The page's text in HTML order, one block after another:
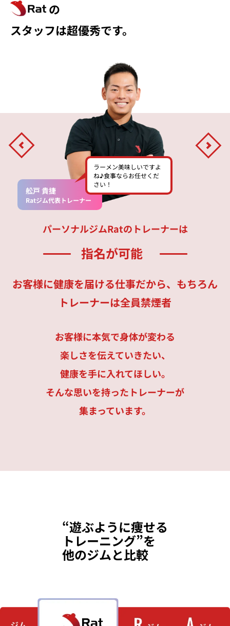
の
スタッフは超優秀です。
舩戸 貴捷
Ratジム代表トレーナー
ラーメン美味しいですよ
ね♪食事ならお任せくだ
さい！
パーソナルジムRatのトレーナーは
指名が可能
お客様に健康を届ける仕事だから、もちろん
トレーナーは全員禁煙者
お客様に本気で身体が変わる
楽しさを伝えていきたい、
健康を手に入れてほしい。
そんな思いを持ったトレーナーが
集まっています。
“遊ぶように痩せる
トレーニング”を
他のジムと比較